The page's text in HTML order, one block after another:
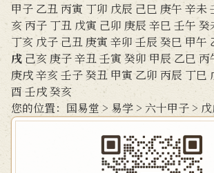
甲子 乙丑丙寅 丁卯 戊辰 己巳 庚午 辛未
亥丙子 丁丑 戊寅 己卯 庚辰 辛巳 壬午 癸
丁亥 戊子 己丑 庚寅 辛卯 壬辰 癸巳 甲午
戌 己亥 庚子辛丑壬寅 癸卯 甲辰 乙巳 丙
庚戌辛亥壬子癸丑 甲寅 乙卯 丙辰 丁巳
酉 壬戌癸亥
您的位置： 国易堂 > 易学 > 六十甲子 >